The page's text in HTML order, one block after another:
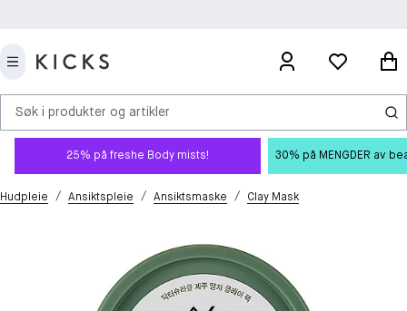
Søk i produkter og artikler
25% på freshe Body mists! 30% på MENGDER av
Hudpleie / Ansiktspleie / Ansiktsmaske / Clay Mask